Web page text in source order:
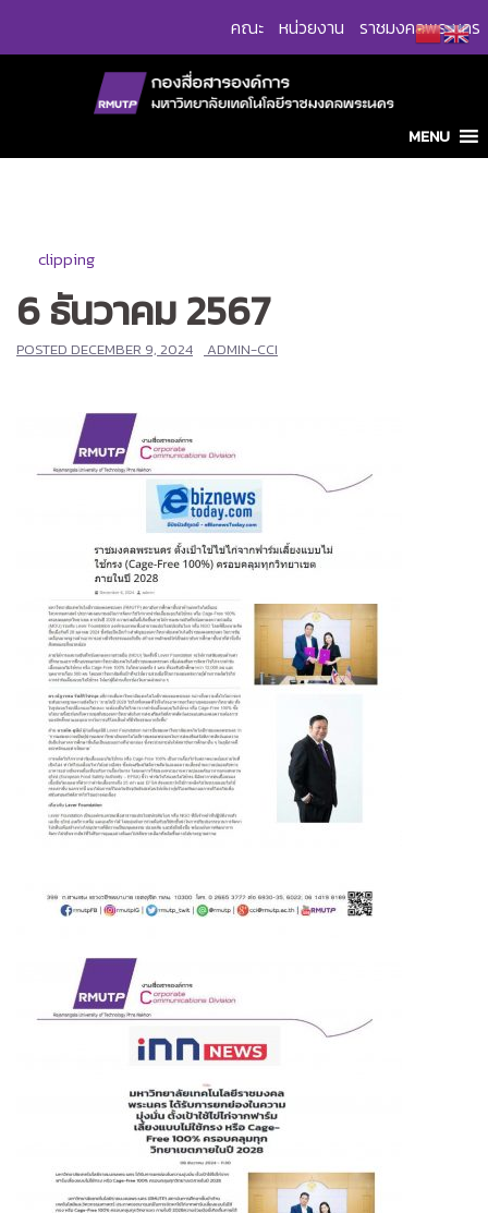
คณะ หน่วยงาน ราชมงคลพระนคร
MENU
clipping
6 ธันวาคม 2567
POSTED DECEMBER 9, 2024 ADMIN-CCI